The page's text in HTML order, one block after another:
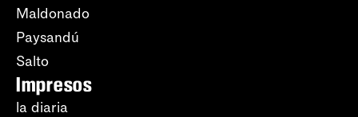
Maldonado
Paysandú
Salto
Impresos
la diaria